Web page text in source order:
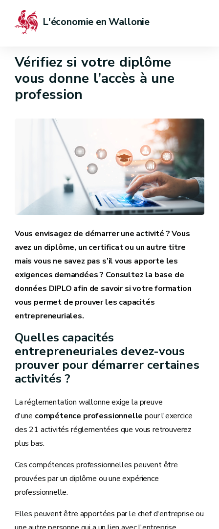
L'économie en Wallonie
Vérifiez si votre diplôme
vous donne l’accès à une
profession
Vous envisagez de démarrer une activité ? Vous
avez un diplôme, un certificat ou un autre titre
mais vous ne savez pas s’il vous apporte les
exigences demandées ? Consultez la base de
données DIPLO afin de savoir si votre formation
vous permet de prouver les capacités
entrepreneuriales.
Quelles capacités
entrepreneuriales devez-vous
prouver pour démarrer certaines
activités ?
La réglementation wallonne exige la preuve
d'une compétence professionnelle pour l'exercice
des 21 activités réglementées que vous retrouverez
plus bas.
Ces compétences professionnelles peuvent être
prouvées par un diplôme ou une expérience
professionnelle.
Elles peuvent être apportées par le chef d'entreprise ou